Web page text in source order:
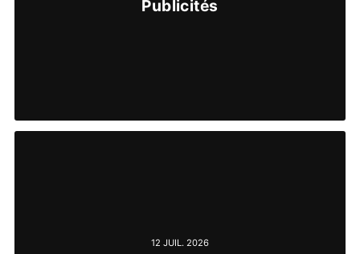
Publicités
12 JUIL. 2026